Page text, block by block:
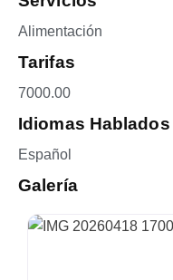
Alimentación
Tarifas
7000.00
Idiomas Hablados
Español
Galería